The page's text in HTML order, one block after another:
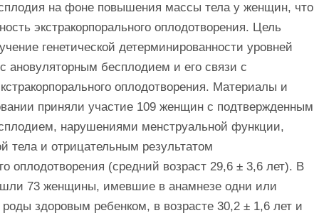
на фоне повышения массы тела у женщин, что
экстракорпорального оплодотворения. Цель
генетической детерминированности уровней
ановуляторным бесплодием и его связи с
оплодотворения. Материалы и
приняли участие 109 женщин с подтвержденным
нарушениями менструальной функции,
тела и отрицательным результатом
оплодотворения (средний возраст 29,6 ± 3,6 лет). В
73 женщины, имевшие в анамнезе одни или
здоровым ребенком, в возрасте 30,2 ± 1,6 лет и